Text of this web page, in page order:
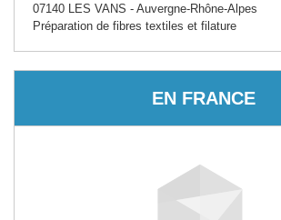
07140 LES VANS - Auvergne-Rhône-Alpes
Préparation de fibres textiles et filature
EN FRANCE